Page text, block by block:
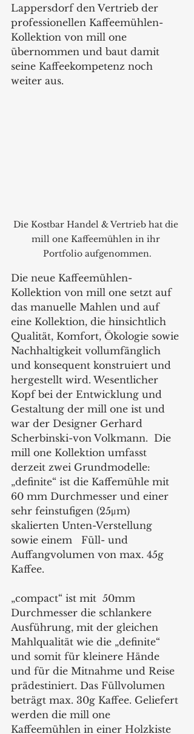
Lappersdorf den Vertrieb der
professionellen Kaffeemühlen-
Kollektion von mill one
übernommen und baut damit
seine Kaffeekompetenz noch
weiter aus.
Die Kostbar Handel & Vertrieb hat die
mill one Kaffeemühlen in ihr
Portfolio aufgenommen.
Die neue Kaffeemühlen-
Kollektion von mill one setzt auf
das manuelle Mahlen und auf
eine Kollektion, die hinsichtlich
Qualität, Komfort, Ökologie sowie
Nachhaltigkeit vollumfänglich
und konsequent konstruiert und
hergestellt wird. Wesentlicher
Kopf bei der Entwicklung und
Gestaltung der mill one ist und
war der Designer Gerhard
Scherbinski-von Volkmann.  Die
mill one Kollektion umfasst
derzeit zwei Grundmodelle:
„definite“ ist die Kaffemühle mit
60 mm Durchmesser und einer
sehr feinstufigen (25μm)
skalierten Unten-Verstellung
sowie einem   Füll- und
Auffangvolumen von max. 45g
Kaffee.
„compact“ ist mit  50mm
Durchmesser die schlankere
Ausführung, mit der gleichen
Mahlqualität wie die „definite“
und somit für kleinere Hände
und für die Mitnahme und Reise
prädestiniert. Das Füllvolumen
beträgt max. 30g Kaffee. Geliefert
werden die mill one
Kaffeemühlen in einer Holzkiste